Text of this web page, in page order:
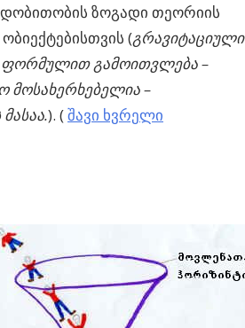
ზოგადი თეორიის
(გრავიტაციული
ფორმულით გამოითვლება–
მოსახერხებელია –
). (შავი ხვრელი